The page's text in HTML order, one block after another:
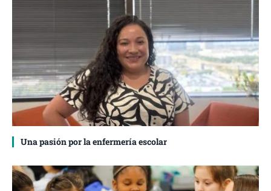
Una pasión por la enfermería escolar